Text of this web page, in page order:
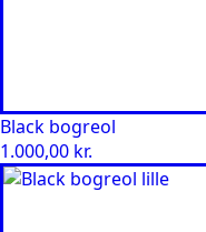
Black bogreol
1.000,00 kr.